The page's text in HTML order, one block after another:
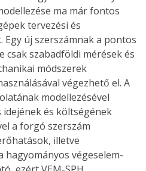
ma már fontos
tervezési és
új szerszámnak a pontos
csak szabadföldi mérések és
módszerek
végezhető el. A
modellezésével
és költségének
a forgó szerszám
illetve
hagyományos végeselem-